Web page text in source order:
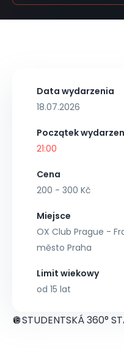
Data wydarzenia
18.07.2026
Początek
21:00
Cena
200 - 300 Kč
Miejsce
OX Club Prague -
město Praha
Limit wiekowy
od 15 lat
🪩STUDENTSKÁ 360°